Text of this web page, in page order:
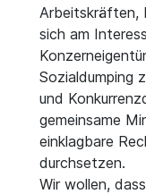
Arbeitskräften,
sich am
Sozialdumping
und
gemeinsame
einklagbare
durchsetzen.
Wir wollen,